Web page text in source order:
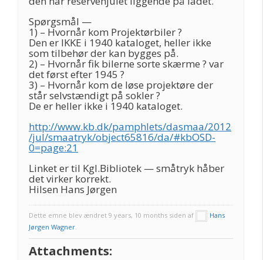
Spørgsmål —
1) – Hvornår kom Projektørbiler ?
Den er IKKE i 1940 kataloget, heller ikke
som tilbehør der kan bygges på.
2) – Hvornår fik bilerne sorte skærme ? var
det først efter 1945 ?
3) – Hvornår kom de løse projektøre der
står selvstændigt på sokler ?
De er heller ikke i 1940 kataloget.
http://www.kb.dk/pamphlets/dasmaa/2012
/jul/smaatryk/object65816/da/#kbOSD-
0=page:21
Linket er til Kgl.Bibliotek — småtryk håber
det virker korrekt.
Hilsen Hans Jørgen
Dette emne blev ændret 9 years, 10 months siden af
Hans
Jørgen Wagner.
Attachments: